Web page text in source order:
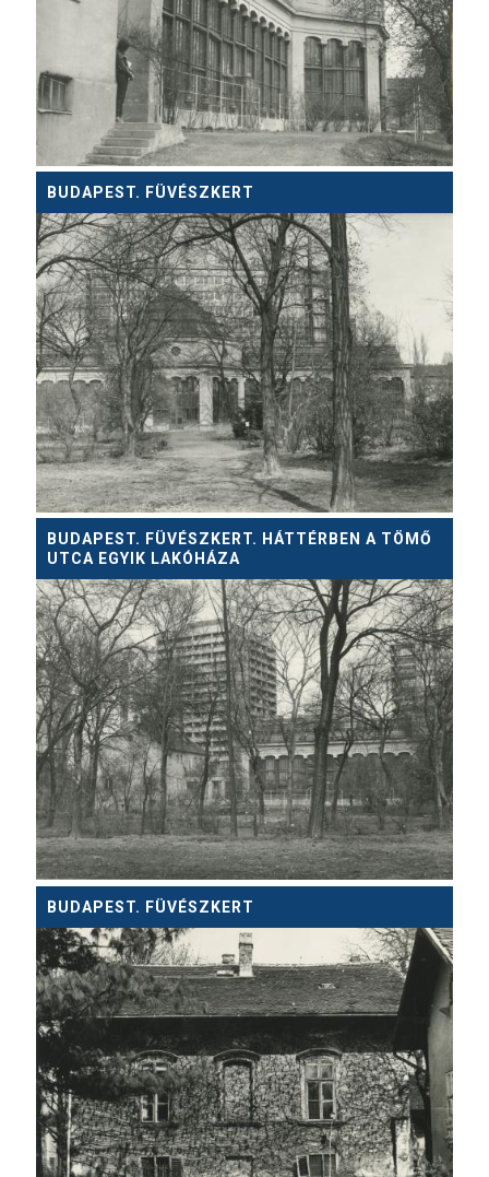
BUDAPEST. FÜVÉSZKERT
BUDAPEST. FÜVÉSZKERT. HÁTTÉRBEN A TÖMŐ
UTCA EGYIK LAKÓHÁZA
BUDAPEST. FÜVÉSZKERT